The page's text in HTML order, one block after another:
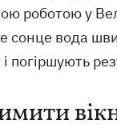
роботою у
сонце вода
погіршують